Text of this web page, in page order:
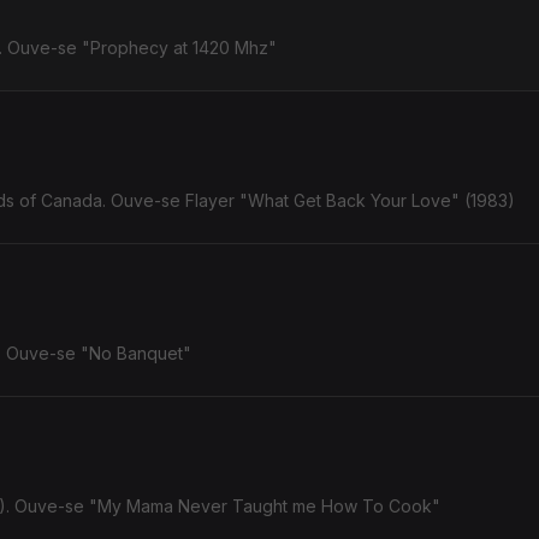
se "Prophecy at 1420 Mhz"
of Canada. Ouve-se Flayer "What Get Back Your Love" (1983)
Ouve-se "No Banquet"
Ouve-se "My Mama Never Taught me How To Cook"